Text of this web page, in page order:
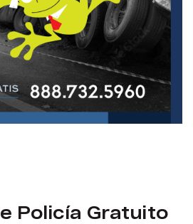
Policía Gratuito